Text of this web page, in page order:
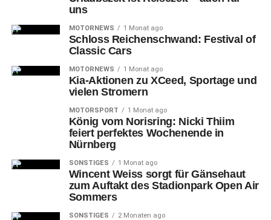
Themen
zwölf international besetzten Projekte aus dem Blaue-
Besucherinnen und Besucher, wobei die Installation
„Lichtfall – Prometheus und Susyphos beim Morsen“ von
Tom Meier im Krafftschen Haus aus technischen Gründen
nur am Freitag zu sehen war.
uns
MOTORNEWS 1 Monat ago
Schloss Reichenschwand: Festival of
Classic Cars
MOTORNEWS 1 Monat ago
Kia-Aktionen zu XCeed, Sportage und
vielen Stromern
MOTORSPORT 1 Monat ago
König vom Norisring: Nicki Thiim
feiert perfektes Wochenende in
Nürnberg
SONSTIGES 1 Monat ago
Wincent Weiss sorgt für Gänsehaut
zum Auftakt des Stadionpark Open Air
Sommers
SONSTIGES 2 Monaten ago